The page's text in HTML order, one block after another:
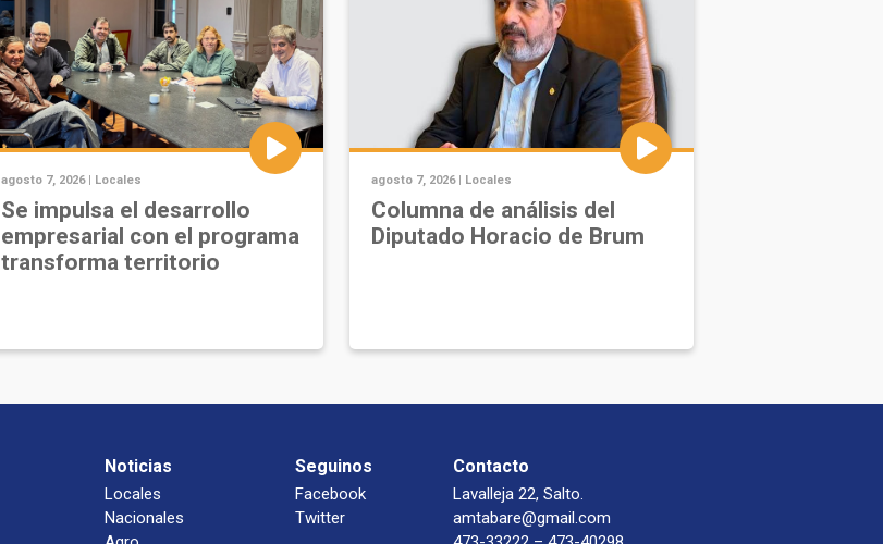
agosto 7, 2026 | Locales
Se impulsa el desarrollo
empresarial con el programa
transforma territorio
agosto 7, 2026 | Locales
Columna de análisis del
Diputado Horacio de Brum
Noticias
Locales
Nacionales
Seguinos
Facebook
Twitter
Contacto
Lavalleja 22, Salto.
amtabare@gmail.com